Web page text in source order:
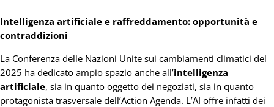
Intelligenza artificiale e raffreddamento: opportunità e
contraddizioni
La Conferenza delle Nazioni Unite sui cambiamenti climatici del
2025 ha dedicato ampio spazio anche all’intelligenza
artificiale, sia in quanto oggetto dei negoziati, sia in quanto
protagonista trasversale dell’Action Agenda. L’AI offre infatti dei